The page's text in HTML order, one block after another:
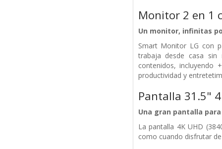
Monitor 2 en 1
Un monitor, infinitas
Smart Monitor LG con
trabaja desde casa
contenidos, incluyendo
productividad y
Pantalla 31.5"
Una gran pantalla
La pantalla 4K UHD
como cuando disfrutar